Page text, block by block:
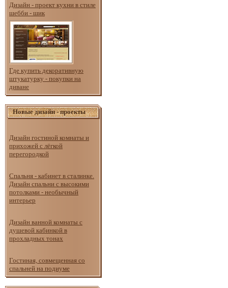
Дизайн - проект кухни в стиле
шебби - шик
Где купить декоративную
штукатурку - покупки на
диване
Новые дизайн - проекты
Дизайн гостиной комнаты и
прихожей с лёгкой
перегородкой
Спальня - кабинет в сталинке.
Дизайн спальни с высокими
потолками - необычный
интерьер
Дизайн ванной комнаты с
душевой кабинкой в
прохладных тонах
Гостиная, совмещенная со
спальней на подиуме